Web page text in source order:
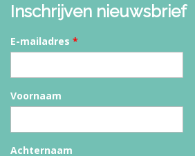
Inschrijven nieuwsbrief
E-mailadres *
Voornaam
Achternaam